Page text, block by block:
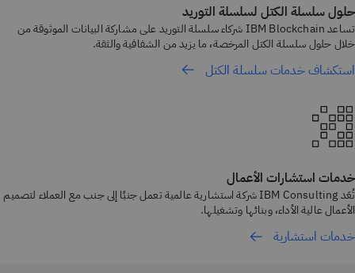
حلول سلسلة الكتل لسلسلة التوريد
تساعد IBM Blockchain شركاء سلسلة التوريد على مشاركة البيانات الموثوقة من
خلال حلول سلسلة الكتل المرخصة، ما يزيد من الشفافية والثقة.
استكشاف خدمات سلسلة الكتل
خدمات استشارات الأعمال
تُعَد IBM Consulting شركة استشارية عالمية تعمل جنبًا إلى جنب مع العملاء لتصميم
الأعمال عالية الأداء، وبنائها وتشغيلها.
خدمات استشارية